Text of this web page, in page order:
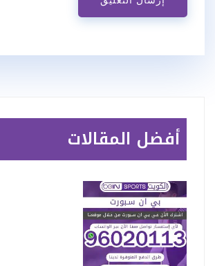
أفضل المقالات